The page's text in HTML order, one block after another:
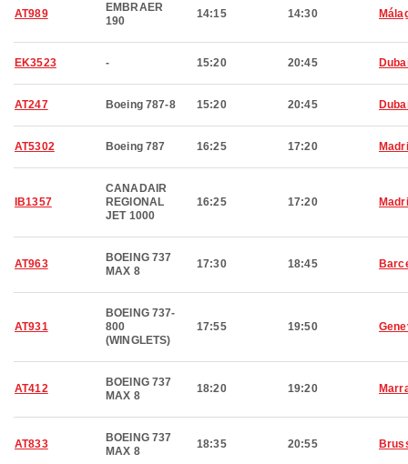
AT989
EMBRAER
190
14:15 14:30
EK3523 - 15:20 20:45
AT247 Boeing 787-8 15:20 20:45
AT5302 Boeing 787 16:25 17:20
IB1357
CANADAIR
REGIONAL
JET 1000
16:25 17:20
AT963
BOEING 737
MAX 8
17:30 18:45
AT931
BOEING 737-
800
(WINGLETS)
17:55 19:50
AT412
BOEING 737
MAX 8
18:20 19:20
AT833
BOEING 737
MAX 8
18:35 20:55